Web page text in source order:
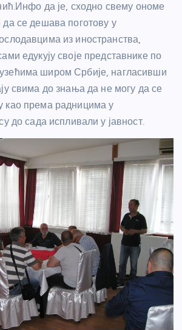
да је, сходно свему ономе
се дешава поготову у
из иностранства,
едукују своје представнике по
широм Србије, нагласивши
свима до знања да не могу да се
као према радницима у
до сада испливали у јавност.